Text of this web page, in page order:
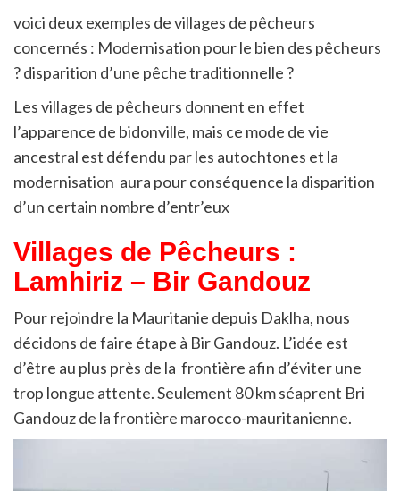
voici deux exemples de villages de pêcheurs
concernés : Modernisation pour le bien des pêcheurs
? disparition d’une pêche traditionnelle ?
Les villages de pêcheurs donnent en effet
l’apparence de bidonville, mais ce mode de vie
ancestral est défendu par les autochtones et la
modernisation aura pour conséquence la disparition
d’un certain nombre d’entr’eux
Villages de Pêcheurs :
Lamhiriz – Bir Gandouz
Pour rejoindre la Mauritanie depuis Daklha, nous
décidons de faire étape à Bir Gandouz. L’idée est
d’être au plus près de la frontière afin d’éviter une
trop longue attente. Seulement 80 km séaprent Bri
Gandouz de la frontière marocco-mauritanienne.